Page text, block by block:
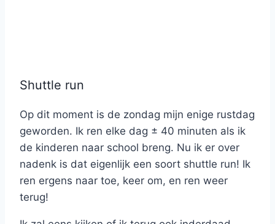
Shuttle run
Op dit moment is de zondag mijn enige rustdag
geworden. Ik ren elke dag ± 40 minuten als ik
de kinderen naar school breng. Nu ik er over
nadenk is dat eigenlijk een soort shuttle run! Ik
ren ergens naar toe, keer om, en ren weer
terug!